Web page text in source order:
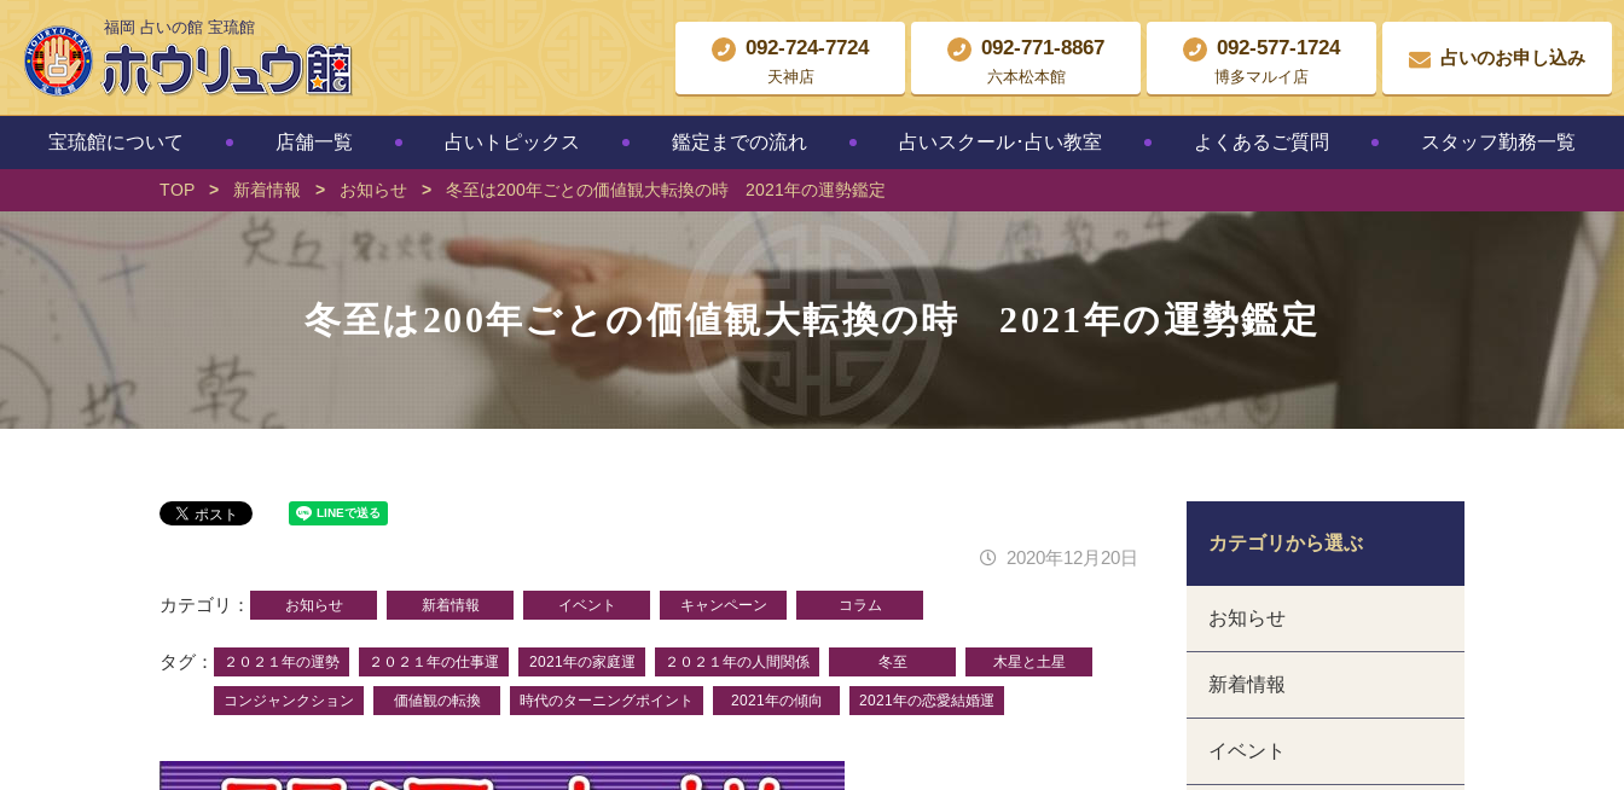
福岡 占いの館 宝琉館
092-724-7724
天神店
092-771-8867
六本松本館
092-577-1724
博多マルイ店
占いのお申し込み
宝琉館について 店舗一覧 占いトピックス 鑑定までの流れ 占いスクール･占い教室 よくあるご質問 スタッフ勤務一覧
TOP > 新着情報 > お知らせ > 冬至は200年ごとの価値観大転換の時 2021年の運勢鑑定
冬至は200年ごとの価値観大転換の時 2021年の運勢鑑定
2020年12月20日
カテゴリ お知らせ 新着情報 イベント キャンペーン コラム
タグ ２０２１年の運勢 ２０２１年の仕事運 2021年の家庭運 ２０２１年の人間関係 冬至 木星と土星
コンジャンクション 価値観の転換 時代のターニングポイント 2021年の傾向 2021年の恋愛結婚運
カテゴリから選ぶ
お知らせ
新着情報
イベント